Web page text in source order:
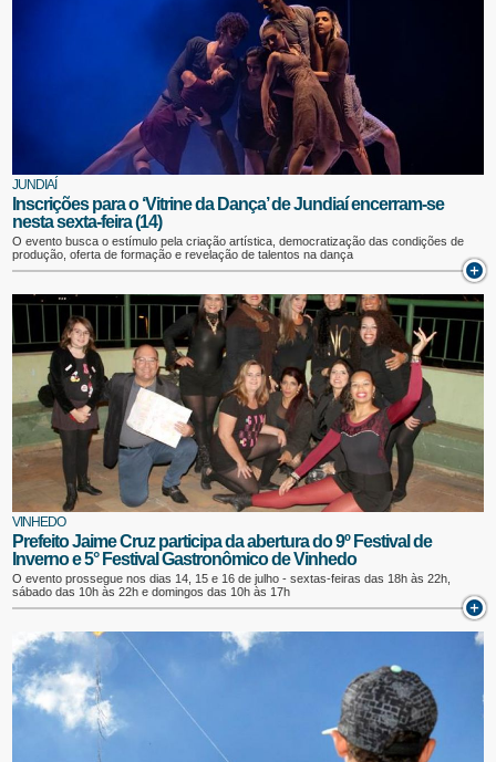
JUNDIAÍ
Inscrições para o ‘Vitrine da Dança’ de Jundiaí encerram-se
nesta sexta-feira (14)
O evento busca o estímulo pela criação artística, democratização das condições de
produção, oferta de formação e revelação de talentos na dança
VINHEDO
Prefeito Jaime Cruz participa da abertura do 9º Festival de
Inverno e 5° Festival Gastronômico de Vinhedo
O evento prossegue nos dias 14, 15 e 16 de julho - sextas-feiras das 18h às 22h,
sábado das 10h às 22h e domingos das 10h às 17h